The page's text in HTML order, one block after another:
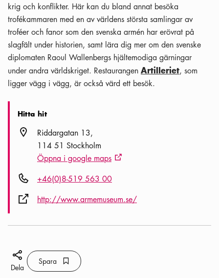
krig och konflikter. Här kan du bland annat besöka
trofékammaren med en av världens största samlingar av
troféer och fanor som den svenska armén har erövrat på
slagfält under historien, samt lära dig mer om den svenske
diplomaten Raoul Wallenbergs hjältemodiga gärningar
under andra världskriget. Restaurangen Artilleriet, som
ligger vägg i vägg, är också värd ett besök.
Hitta hit
Plats ikonRiddargatan 13
114 51 Stockholm
Öppna i google maps Extern ikon
Telefon ikon+46(0)8-519 563 00
Extern ikonhttp://www.armemuseum.se/
Dela ikon
Dela
Spara Bokmärke ikon
Spara